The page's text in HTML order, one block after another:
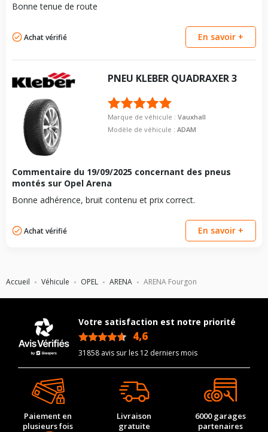
Accueil Véhicule OPEL ARENA ARENA Fourgon
Bonne tenue de route
Achat vérifié En savoir +
PNEU KLEBER QUADRAXER 3
Marque de véhicule : Vauxhall
Modèle de véhicule : ADAM
Commentaire du 19/09/2025 concernant des pneus
montés sur Opel Arena
Bonne adhérence, bruit contenu et prix correct.
Achat vérifié En savoir +
Votre satisfaction est notre priorité
4,6
31858 avis sur les 12 derniers mois
Paiement en
plusieurs fois
Livraison
gratuite
6000 garages
partenaires